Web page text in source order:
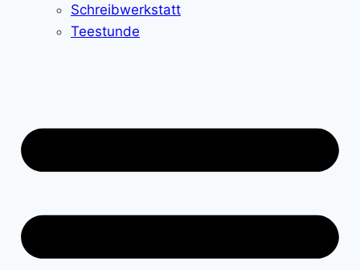
Schreibwerkstatt
Teestunde